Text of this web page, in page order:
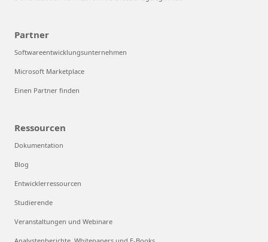
Partner
Softwareentwicklungsunternehmen
Microsoft Marketplace
Einen Partner finden
Ressourcen
Dokumentation
Blog
Entwicklerressourcen
Studierende
Veranstaltungen und Webinare